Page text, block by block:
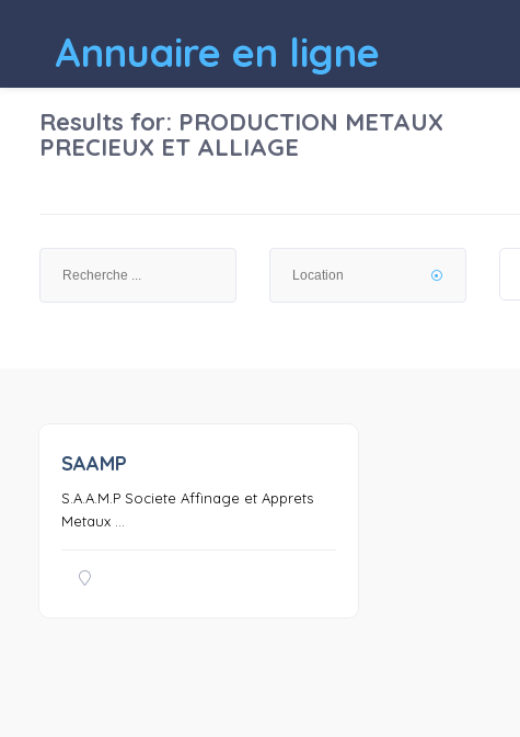
Annuaire en ligne
Results for: PRODUCTION METAUX
PRECIEUX ET ALLIAGE
SAAMP
S.A.A.M.P Societe Affinage et Apprets
Metaux ...